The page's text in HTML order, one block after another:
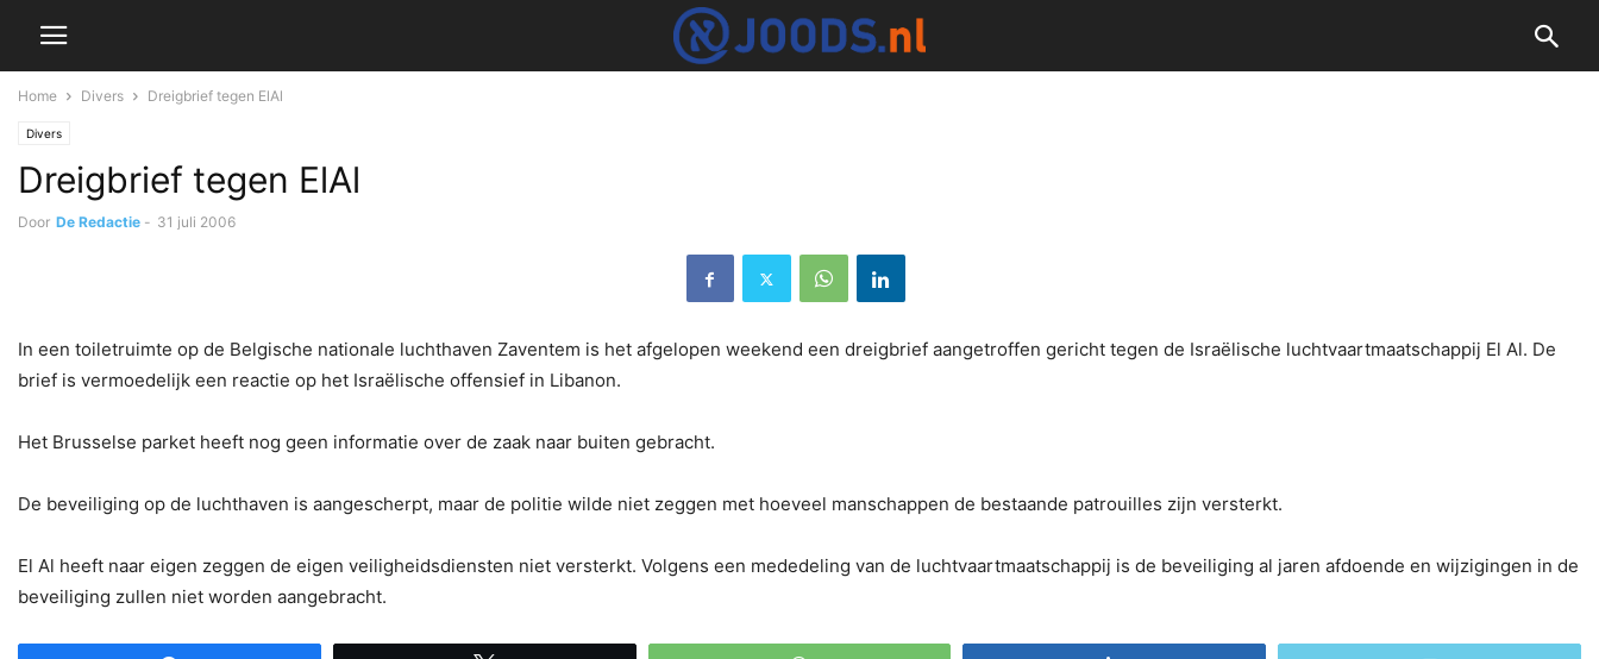
Home Divers Dreigbrief tegen ElAl
Divers
Dreigbrief tegen ElAl
Door De Redactie - 31 juli 2006
In een toiletruimte op de Belgische nationale luchthaven Zaventem is het afgelopen weekend een dreigbrief aangetroffen gericht tegen de Israëlische luchtvaartmaatschappij El Al. De
brief is vermoedelijk een reactie op het Israëlische offensief in Libanon.
Het Brusselse parket heeft nog geen informatie over de zaak naar buiten gebracht.
De beveiliging op de luchthaven is aangescherpt, maar de politie wilde niet zeggen met hoeveel manschappen de bestaande patrouilles zijn versterkt.
El Al heeft naar eigen zeggen de eigen veiligheidsdiensten niet versterkt. Volgens een mededeling van de luchtvaartmaatschappij is de beveiliging al jaren afdoende en wijzigingen in de
beveiliging zullen niet worden aangebracht.